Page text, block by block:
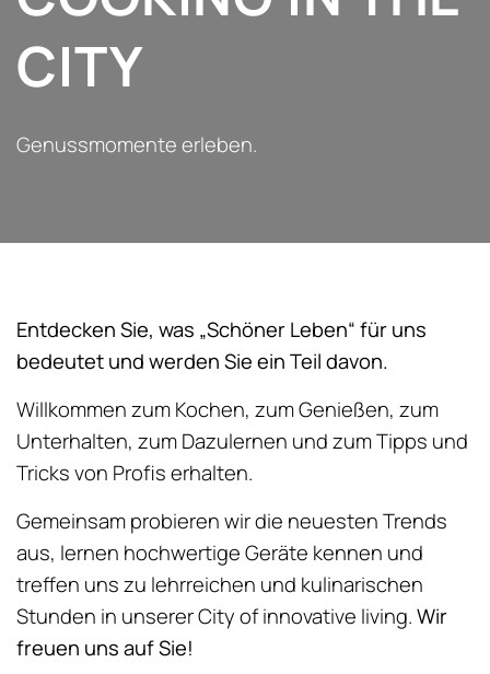
CITY
Genussmomente erleben.
Entdecken Sie, was „Schöner Leben“ für uns
bedeutet und werden Sie ein Teil davon.
Willkommen zum Kochen, zum Genießen, zum
Unterhalten, zum Dazulernen und zum Tipps und
Tricks von Profis erhalten.
Gemeinsam probieren wir die neuesten Trends
aus, lernen hochwertige Geräte kennen und
treffen uns zu lehrreichen und kulinarischen
Stunden in unserer City of innovative living.Wir
freuen uns auf Sie!